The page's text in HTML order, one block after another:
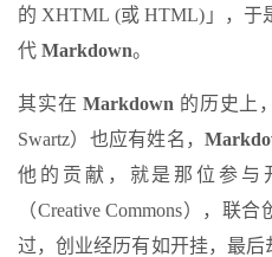
的 XHTML (或 HTML)」，于
代 Markdown。
其实在Markdown 的历史上
Swartz）也应有姓名，
他的贡献，就是那位参与
（Creative Commons），联
过，创业经历有如开挂，最